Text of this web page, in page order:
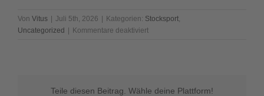
Von Vitus | Juli 5th, 2026 | Kategorien: Stocksport
Uncategorized | Kommentare deaktiviertfür
Turnier
Teile diesen Beitrag. Wähle deine Plattform!